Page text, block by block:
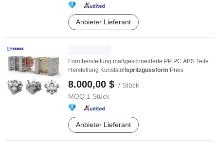
Anbieter Lieferant
Formherstellung maßgeschneiderte PP PC ABS Teile
Herstellung Kunststoffspritzgussform Preis
8.000,00 $ / Stück
MOQ:1 Stück
Anbieter Lieferant